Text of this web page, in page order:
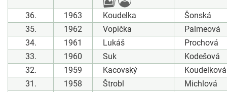
36. 1963 Koudelka
Šonská
35.
1962 Vopička
Palmeová
34.
1961 Lukáš
Prochová
33.
1960 Suk
Kodešová
32.
1959 Kacovský
Koudelková
31.
1958 Štrobl
Michlová